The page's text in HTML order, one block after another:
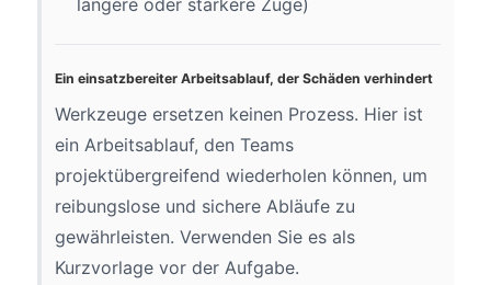
Ein einsatzbereiter Arbeitsablauf, der Schäden verhindert
Werkzeuge ersetzen keinen Prozess. Hier ist
ein Arbeitsablauf, den Teams
projektübergreifend wiederholen können, um
reibungslose und sichere Abläufe zu
gewährleisten. Verwenden Sie es als
Kurzvorlage vor der Aufgabe.